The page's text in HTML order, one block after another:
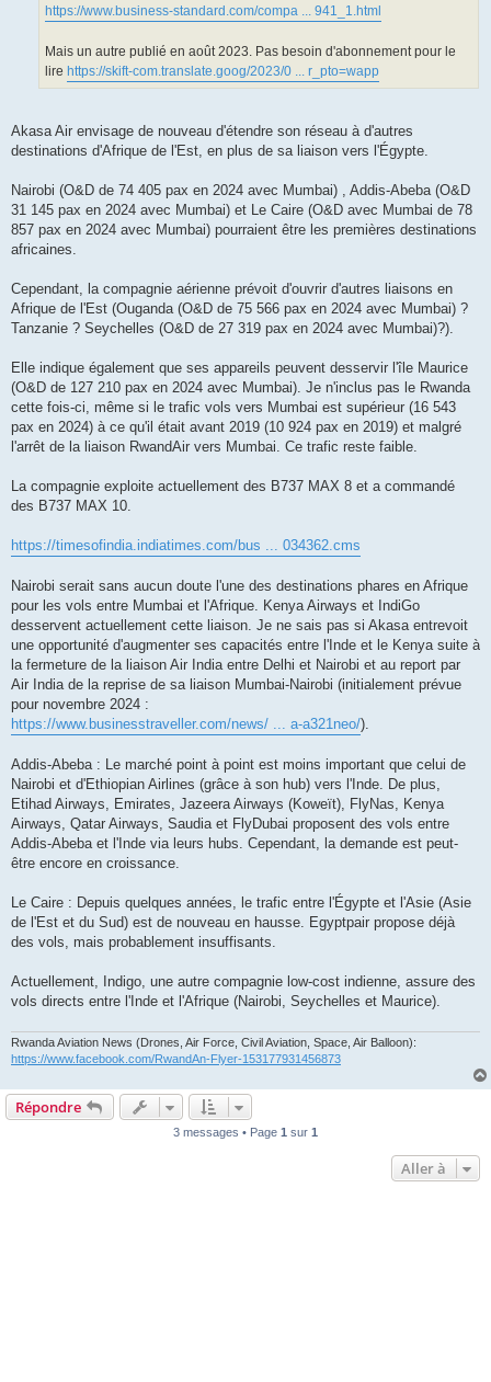
https://www.business-standard.com/compa ... 941_1.html
Mais un autre publié en août 2023. Pas besoin d'abonnement pour le
lire https://skift-com.translate.goog/2023/0 ... r_pto=wapp
Akasa Air envisage de nouveau d'étendre son réseau à d'autres
destinations d'Afrique de l'Est, en plus de sa liaison vers l'Égypte.
Nairobi (O&D de 74 405 pax en 2024 avec Mumbai) , Addis-Abeba (O&D
31 145 pax en 2024 avec Mumbai) et Le Caire (O&D avec Mumbai de 78
857 pax en 2024 avec Mumbai) pourraient être les premières destinations
africaines.
Cependant, la compagnie aérienne prévoit d'ouvrir d'autres liaisons en
Afrique de l'Est (Ouganda (O&D de 75 566 pax en 2024 avec Mumbai) ?
Tanzanie ? Seychelles (O&D de 27 319 pax en 2024 avec Mumbai)?).
Elle indique également que ses appareils peuvent desservir l'île Maurice
(O&D de 127 210 pax en 2024 avec Mumbai). Je n'inclus pas le Rwanda
cette fois-ci, même si le trafic vols vers Mumbai est supérieur (16 543
pax en 2024) à ce qu'il était avant 2019 (10 924 pax en 2019) et malgré
l'arrêt de la liaison RwandAir vers Mumbai. Ce trafic reste faible.
La compagnie exploite actuellement des B737 MAX 8 et a commandé
des B737 MAX 10.
https://timesofindia.indiatimes.com/bus ... 034362.cms
Nairobi serait sans aucun doute l'une des destinations phares en Afrique
pour les vols entre Mumbai et l'Afrique. Kenya Airways et IndiGo
desservent actuellement cette liaison. Je ne sais pas si Akasa entrevoit
une opportunité d'augmenter ses capacités entre l'Inde et le Kenya suite à
la fermeture de la liaison Air India entre Delhi et Nairobi et au report par
Air India de la reprise de sa liaison Mumbai-Nairobi (initialement prévue
pour novembre 2024 :
https://www.businesstraveller.com/news/ ... a-a321neo/).
Addis-Abeba : Le marché point à point est moins important que celui de
Nairobi et d'Ethiopian Airlines (grâce à son hub) vers l'Inde. De plus,
Etihad Airways, Emirates, Jazeera Airways (Koweït), FlyNas, Kenya
Airways, Qatar Airways, Saudia et FlyDubai proposent des vols entre
Addis-Abeba et l'Inde via leurs hubs. Cependant, la demande est peut-
être encore en croissance.
Le Caire : Depuis quelques années, le trafic entre l'Égypte et l'Asie (Asie
de l'Est et du Sud) est de nouveau en hausse. Egyptpair propose déjà
des vols, mais probablement insuffisants.
Actuellement, Indigo, une autre compagnie low-cost indienne, assure des
vols directs entre l'Inde et l'Afrique (Nairobi, Seychelles et Maurice).
Rwanda Aviation News (Drones, Air Force, Civil Aviation, Space, Air Balloon):
https://www.facebook.com/RwandAn-Flyer-153177931456873
Répondre
3 messages • Page 1 sur 1
Aller à